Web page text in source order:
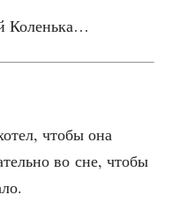
Коленька…
что­бы она
во сне, что­бы